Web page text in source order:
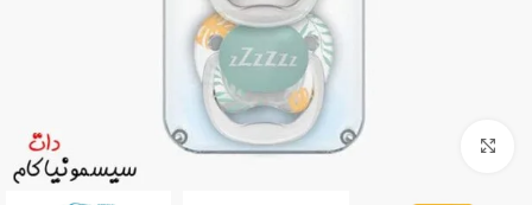
برای بزرگنمایی کلیک کنید